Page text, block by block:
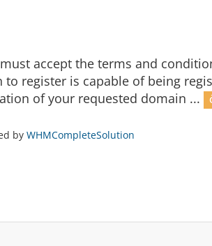
accept the terms and
register is capable of being
of your requested domain ...
by WHMCompleteSolution